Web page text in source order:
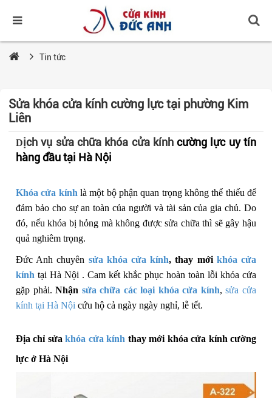
Tin tức
Sửa khóa cửa kính cường lực tại phường Kim
Liên
Dịch vụ sửa chữa khóa cửa kínhcường lực uy tín
hàng đầu tại Hà Nội
Khóa cửa kính là một bộ phận quan trọng không thể thiếu để
đảm bảo cho sự an toàn của người và tài sản của gia chủ. Do
đó, nếu khóa bị hỏng mà không được sửa chữa thì sẽ gây hậu
quả nghiêm trọng.
Đức Anh chuyên sửa khóa cửa kính, thay mới khóa cửa
kính tại Hà Nội . Cam kết khắc phục hoàn toàn lỗi khóa cửa
gặp phải.Nhận sửa chữa các loại khóa cửa kính,sửa cửa
kính tại Hà Nội cứu hộ cả ngày ngày nghỉ, lễ tết.
Địa chỉ sửakhóa cửa kính thay mới khóa cửa kính cường
lực ở Hà Nội